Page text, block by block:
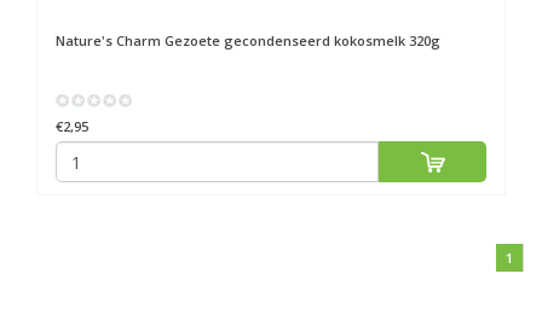
Nature's Charm Gezoete gecondenseerd kokosmelk 320g
€2,95
1